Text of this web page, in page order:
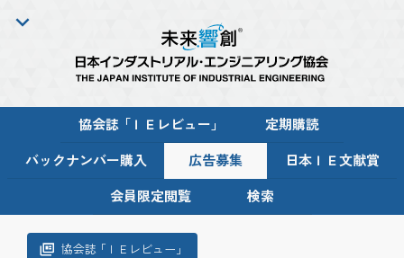
協会誌「 ＩＥレビュー 」 定期購読
バックナンバー購入 広告募集 日本ＩＥ文献賞
会員限定閲覧 検索
協会誌「 ＩＥレビュー 」